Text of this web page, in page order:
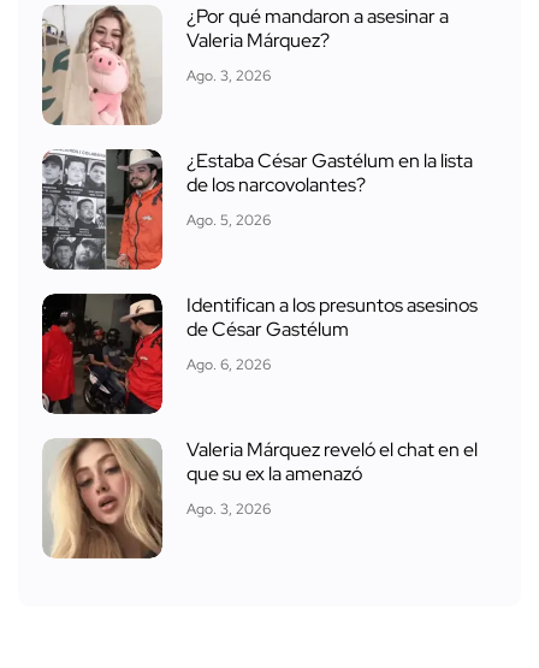
¿Por qué mandaron a asesinar a
Valeria Márquez?
Ago. 3, 2026
¿Estaba César Gastélum en la lista
de los narcovolantes?
Ago. 5, 2026
Identifican a los presuntos asesinos
de César Gastélum
Ago. 6, 2026
Valeria Márquez reveló el chat en el
que su ex la amenazó
Ago. 3, 2026